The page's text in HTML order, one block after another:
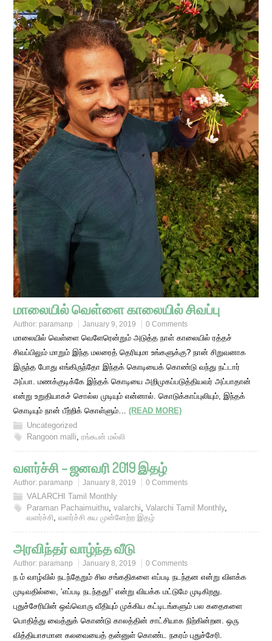
மாலையில் வெள்ளை காலையில் சிவப்பு
Author: paramanp January 9, 2019 0 Comments
மாலையில் வெள்ளை வெளேரென்றும் அடுத்த நாள் காலையில் ரத்தச்
சிவப்பிலும் மாறும் இந்த மலரைத் தெரியுமா உங்களுக்கு? நான் சிறுவனாக
இருந்த போது எங்கிருந்தோ இந்தக் கொடியைக் கொண்டு வந்து நட்டார்
அப்பா. மணக்குடிக்கே இந்தக் கொடியை அறிமுகப்படுத்தியவர் அப்பாதான்
என்று உறுதியாகச் சொல்ல முடியும் என்னால். கொடுக்காப்புலியும், இந்தக்
கொடியும் நான் பீற்றிக் கொள்ளும்…(READ MORE)
Uncategorized
Rangoon malli ,ரங்கூன் மல்லி
வளர்ச்சி – ஜனவரி 2019 இதழ்
Author: paramanp January 8, 2019 0 Comments
VALARCHI Tamil Monthly
Paraman Pachaimuithu,valarchi,Valarchi Tamil Monthly,
வளர்ச்சி,வளர்ச்சி சுய முன்னேற்ற இதழ்
அரவிந்தர் வாழ்ந்த வீடு
Author: paramanp January 8, 2019 0 Comments
ந ம் வாழ்வில் நடந்தேறும் சில சங்கதிகளை எப்படி நடந்தன என்று விளக்க
முடிவதில்லை, ‘எப்படி நடந்தது!’ என்று வியக்க மட்டுமே முடிகிறது.
புதுச்சேரியின் ஒவ்வொரு வீதியும் முக்கிய கட்டிடங்களும் பல கதைகளை
பொதித்து வைத்துக் கொண்டு காலத்தின் சாட்சியாக நிற்கின்றன. ஒரு
வித்தியாசமான கலவையைத் தன்னுள் கொண்ட நகரம் புதுச்சேரி.